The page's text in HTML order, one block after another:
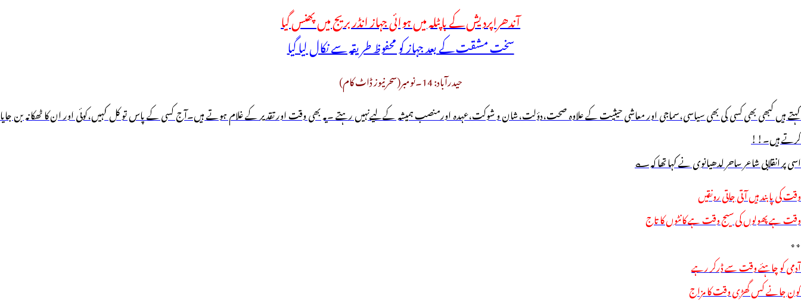
آندھراپردیش کے باپٹلہ میں ہوائی جہاز انڈر بریج میں پھنس گیا
سخت مشقت کے بعد جہاز کو محفوظ طریقہ سے نکال لیا گیا
حیدرآباد: 14۔نومبر(سحرنیوز ڈاٹ کام)
کہتے ہیں کبھی بھی کسی کی بھی سیاسی،سماجی اور معاشی حیثیت کے علاوہ صحت،دؤلت،شان و شوکت،عہدہ اورمنصب ہمیشہ کےلیےنہیں رہتے ۔یہ بھی وقت اور تقدیر کے غلام ہوتے ہیں۔آج کسی کے پاس تو کل کہیں،کوئی اور ان کا ٹھکانہ بن جایا
کرتے ہیں۔!!
اسی پر انقلابی شاعر ساحر لدھیانوی نے کہا تھا کہ؎
وقت کی پابند ہیں آتی جاتی رونقیں
وقت ہے پھولوں کی سیج وقت ہے کانٹوں کا تاج
٭٭
آدمی کو چاہئے وقت سے ڈرکر رہے
کون جانے کس گھڑی وقت کا مزاج